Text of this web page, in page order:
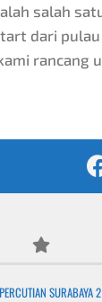
salah
dari pulau
rancang
SURABAYA